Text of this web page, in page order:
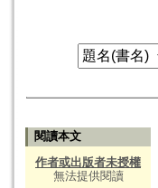
閱讀本文
作者或出版者未授權
無法提供閱讀